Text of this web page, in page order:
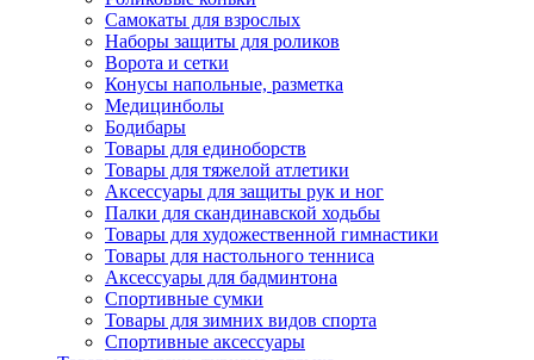
Самокаты для взрослых
Наборы защиты для роликов
Ворота и сетки
Конусы напольные, разметка
Медицинболы
Бодибары
Товары для единоборств
Товары для тяжелой атлетики
Аксессуары для защиты рук и ног
Палки для скандинавской ходьбы
Товары для художественной гимнастики
Товары для настольного тенниса
Аксессуары для бадминтона
Спортивные сумки
Товары для зимних видов спорта
Спортивные аксессуары